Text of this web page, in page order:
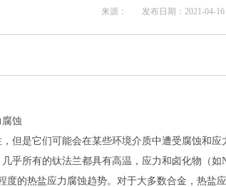
来源： 发布日期：2021-04-16
蚀
但是它们可能会在某些环境介质中遭受腐蚀和
乎所有的钛法兰都具有高温，应力和卤化物（如
度的热盐应力腐蚀趋势。对于大多数合金，热盐